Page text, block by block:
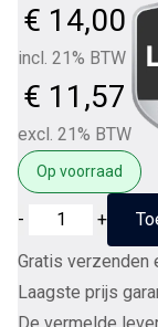
€ 14,00
incl. 21% BTW
€ 11,57
excl. 21% BTW
Op voorraad
Furutech
AC-
INLET
Gold
- +
Gratis verzenden
Laagste prijs